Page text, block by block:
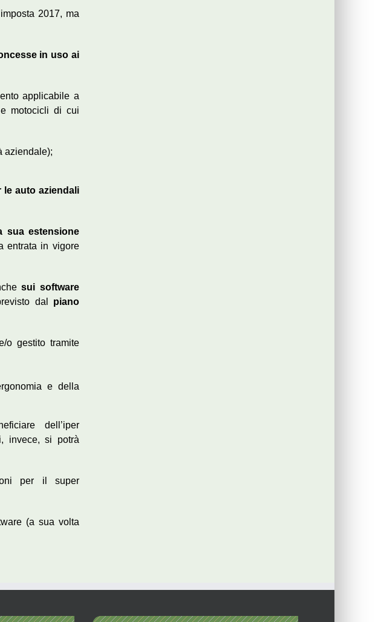
2017, ma
in uso ai
applicabile a
motocicli di cui
aziendale);
le auto aziendali
sua estensione
entrata in vigore
sui software
dal piano
o gestito tramite
e della
dell’iper
invece, si potrà
per il super
(a sua volta